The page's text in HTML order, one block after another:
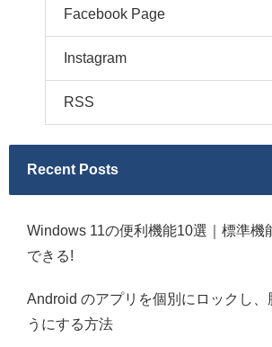
Facebook Page
Instagram
RSS
Recent Posts
Windows 11の便利機能10選｜標準機
できる!
Android のアプリを個別にロックし、
うにする方法